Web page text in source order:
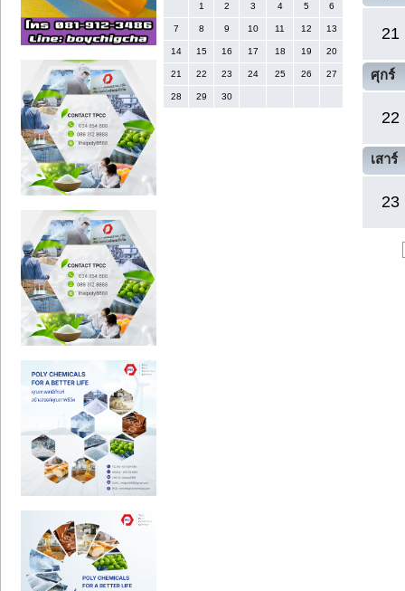
1
2 3 4 5 6
7 8 9 10 11 12 13
14 15 16 17 18 19 20
21 22 23 24 25 26 27
28 29 30
21
ศุกร์
22
เสาร์
23